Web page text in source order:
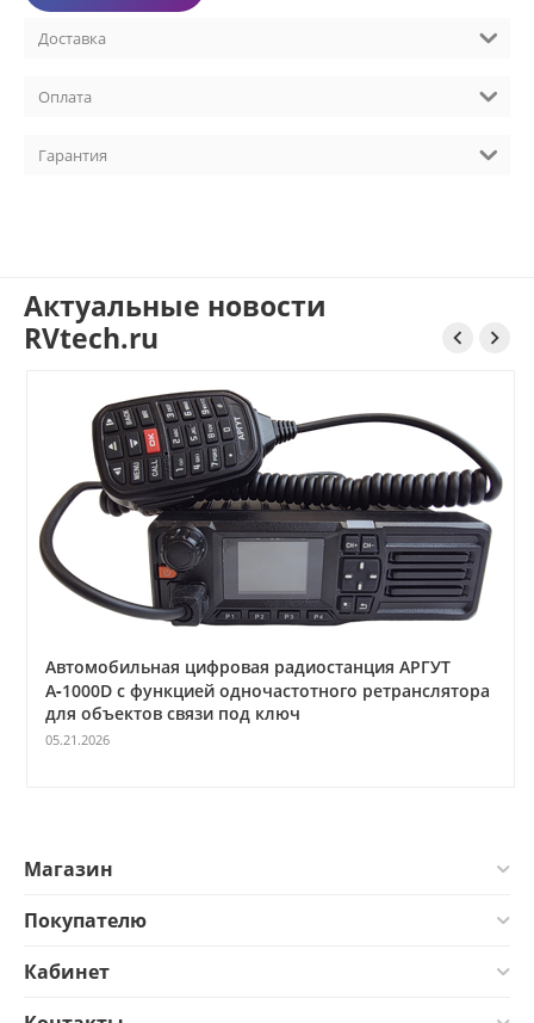
Доставка
Оплата
Гарантия
Актуальные новости
RVtech.ru
 
Автомобильная цифровая радиостанция АРГУТ
А‑1000D с функцией одночастотного ретранслятора
для объектов связи под ключ
05.21.2026
Магазин
Покупателю
Кабинет